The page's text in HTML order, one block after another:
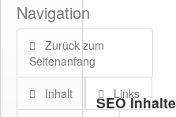
Navigation
Zurück zum
Seitenanfang
Inhalt Links
SEO Inhalte